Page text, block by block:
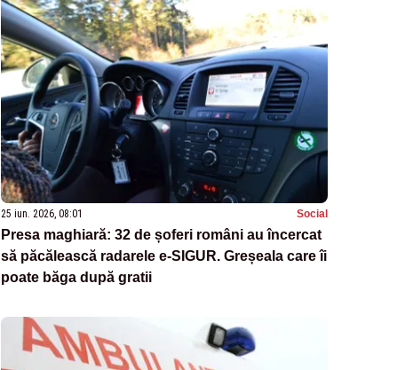
25 iun. 2026, 08:01 Social
Presa maghiară: 32 de șoferi români au încercat
să păcălească radarele e-SIGUR. Greșeala care îi
poate băga după gratii